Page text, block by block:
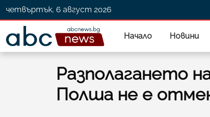
четвъртък, 6 август 2026
Начало Новини
Разполагането
Полша не е